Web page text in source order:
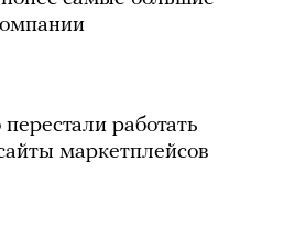
работать
маркетплейсов